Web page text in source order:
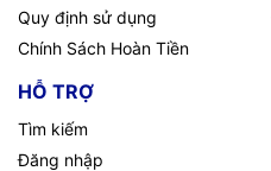
Quy định sử dụng
Chính Sách Hoàn Tiền
HỖ TRỢ
Tìm kiếm
Đăng nhập